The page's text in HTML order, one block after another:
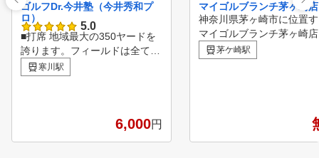
ゴルフDr.今井塾（今井秀和プ
ロ）
5.0
■打席 地域最大の350ヤードを
誇ります。フィールドは全て芝
生でフロントネットもないため
、まるでコースに出たような感
確認することができます。 ■シ
寒川駅
6,000円
マイゴルブランチ茅ヶ崎店
神奈川県茅ヶ崎市に位置
マイゴルブランチ茅ヶ崎
、2025年7月７日オープ
員制インドアゴルフスタ
題なので、仕事帰りや買
いでに手ぶらで気軽に練
茅ケ崎駅